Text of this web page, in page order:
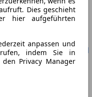
Dies geschieht
hier aufgeführten
anpassen und
indem Sie in
Privacy Manager
sich streiten, über
SUV ist besser?
größer, weiter - und